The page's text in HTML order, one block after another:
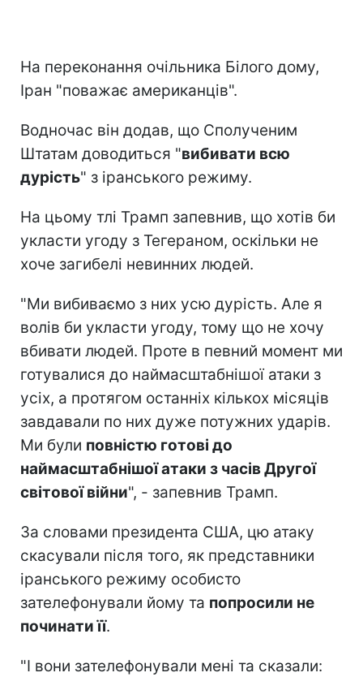
На переконання очільника Білого дому,
Іран "поважає американців".
Водночас він додав, що Сполученим
Штатам доводиться "вибивати всю
дурість" з іранського режиму.
На цьому тлі Трамп запевнив, що хотів би
укласти угоду з Тегераном, оскільки не
хоче загибелі невинних людей.
"Ми вибиваємо з них усю дурість. Але я
волів би укласти угоду, тому що не хочу
вбивати людей. Проте в певний момент ми
готувалися до наймасштабнішої атаки з
усіх, а протягом останніх кількох місяців
завдавали по них дуже потужних ударів.
Ми були повністю готові до
наймасштабнішої атаки з часів Другої
світової війни", - запевнив Трамп.
За словами президента США, цю атаку
скасували після того, як представники
іранського режиму особисто
зателефонували йому та попросили не
починати її.
"І вони зателефонували мені та сказали: